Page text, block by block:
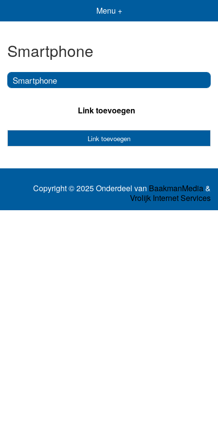
Menu +
Smartphone
Smartphone
Link toevoegen
Link toevoegen
Copyright © 2025 Onderdeel van BaakmanMedia&
Vrolijk Internet Services